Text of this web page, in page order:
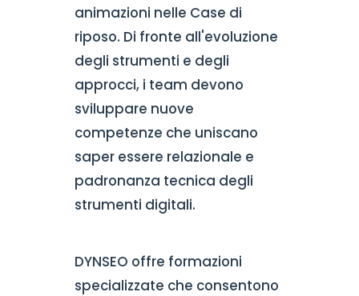
animazioni nelle Case di
riposo. Di fronte all'evoluzione
degli strumenti e degli
approcci, i team devono
sviluppare nuove
competenze che uniscano
saper essere relazionale e
padronanza tecnica degli
strumenti digitali.
DYNSEO offre formazioni
specializzate che consentono